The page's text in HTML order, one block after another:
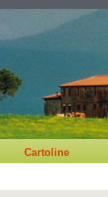
Cartoline